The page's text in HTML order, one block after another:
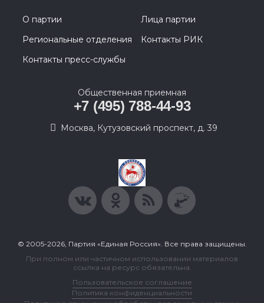
О партии
Лица партии
Региональные отделения
Контакты РИК
Контакты пресс-службы
Общественная приемная
+7 (495) 788-44-93
Москва, Кутузовский проспект, д. 39
© 2005-2026, Партия «Единая Россия». Все права защищены.
При полном или частичном использовании материалов
ссылка на ресурс обязательна.
Пользовательское соглашение
Политика конфиденциальности